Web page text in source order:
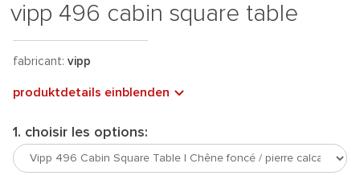
vipp 496 cabin square table
fabricant: vipp
produktdetails einblenden
1. choisir les options: